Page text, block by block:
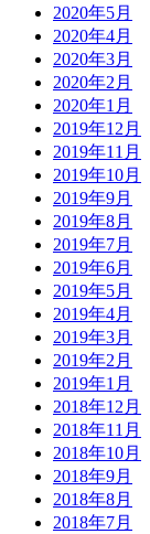
2020年5月
2020年4月
2020年3月
2020年2月
2020年1月
2019年12月
2019年11月
2019年10月
2019年9月
2019年8月
2019年7月
2019年6月
2019年5月
2019年4月
2019年3月
2019年2月
2019年1月
2018年12月
2018年11月
2018年10月
2018年9月
2018年8月
2018年7月